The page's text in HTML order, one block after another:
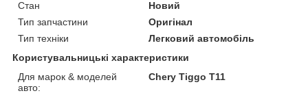
Стан
Новий
Тип запчастини
Оригінал
Тип техніки
Легковий автомобіль
Користувальницькі характеристики
Для марок & моделей
авто:
Chery Tiggo Т11